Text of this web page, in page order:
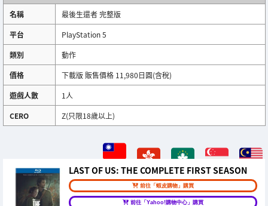
名稱
最後生還者 完整版
平台
PlayStation 5
類別
動作
價格
下載版 販售價格 11,980日圓(含稅)
遊戲人數
1人
CERO
Z(只限18歲以上)
LAST OF US: THE COMPLETE FIRST SEASON
前往「蝦皮購物」購買
前往「Yahoo!購物中心」購買